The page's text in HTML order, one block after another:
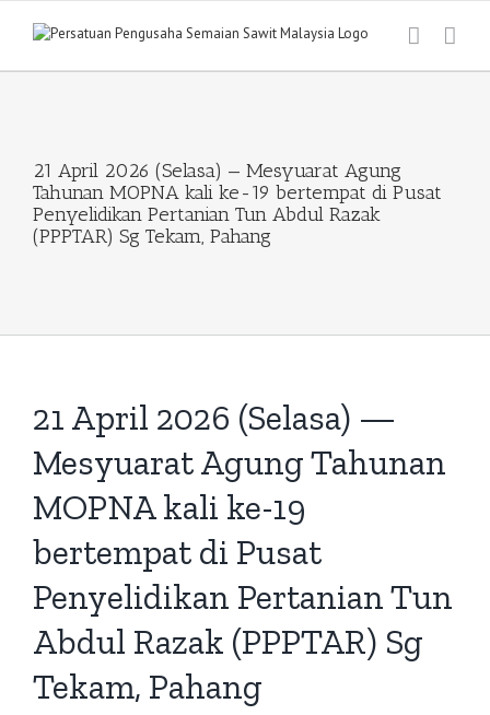
21 April 2026 (Selasa) — Mesyuarat Agung
Tahunan MOPNA kali ke-19 bertempat di Pusat
Penyelidikan Pertanian Tun Abdul Razak
(PPPTAR) Sg Tekam, Pahang
21 April 2026 (Selasa) —
Mesyuarat Agung Tahunan
MOPNA kali ke-19
bertempat di Pusat
Penyelidikan Pertanian Tun
Abdul Razak (PPPTAR) Sg
Tekam, Pahang